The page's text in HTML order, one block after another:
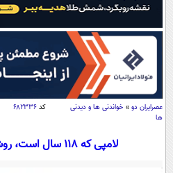
آب و هوا
اوقات شرعی
سواد زندگی
سیاسی
اقتصاد
اجتماعی
ورزشی
عصرايران دو » خواندنی ها و دیدنی
ها
کد ۶۸۲۳۳۶
لامپی که 118 سال است، روشن است! (+عکس)